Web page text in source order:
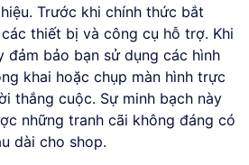
Trước khi chính thức bắt
thiết bị và công cụ hỗ trợ. Khi
đảm bảo bạn sử dụng các hình
khai hoặc chụp màn hình trực
thắng cuộc. Sự minh bạch này
những tranh cãi không đáng có
dài cho shop.